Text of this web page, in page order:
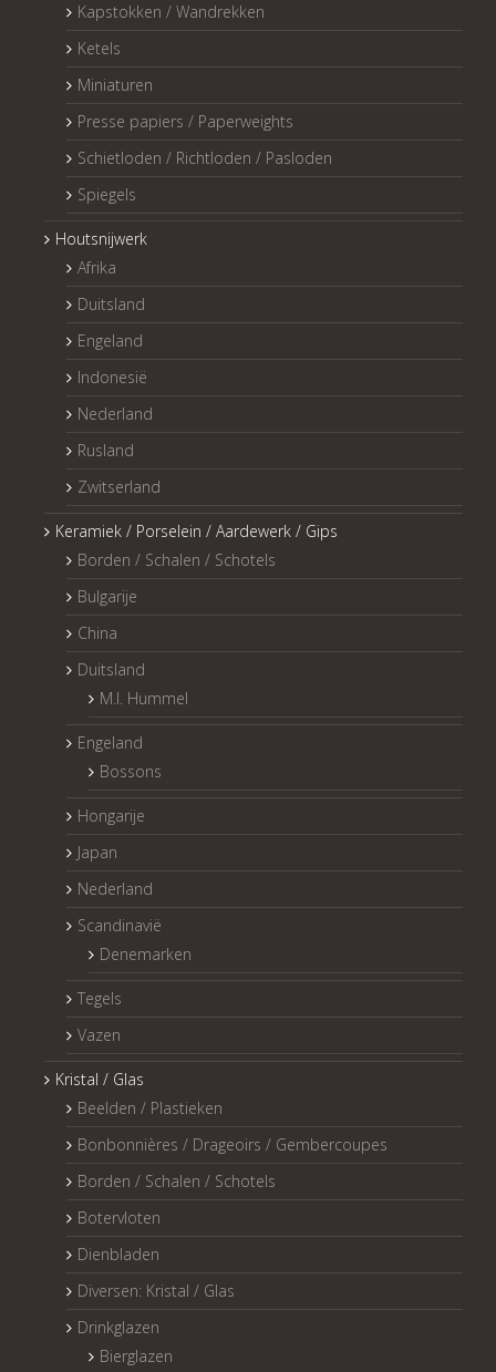
Kapstokken / Wandrekken
Ketels
Miniaturen
Presse papiers / Paperweights
Schietloden / Richtloden / Pasloden
Spiegels
Houtsnijwerk
Afrika
Duitsland
Engeland
Indonesië
Nederland
Rusland
Zwitserland
Keramiek / Porselein / Aardewerk / Gips
Borden / Schalen / Schotels
Bulgarije
China
Duitsland
M.I. Hummel
Engeland
Bossons
Hongarije
Japan
Nederland
Scandinavië
Denemarken
Tegels
Vazen
Kristal / Glas
Beelden / Plastieken
Bonbonnières / Drageoirs / Gembercoupes
Borden / Schalen / Schotels
Botervloten
Dienbladen
Diversen: Kristal / Glas
Drinkglazen
Bierglazen